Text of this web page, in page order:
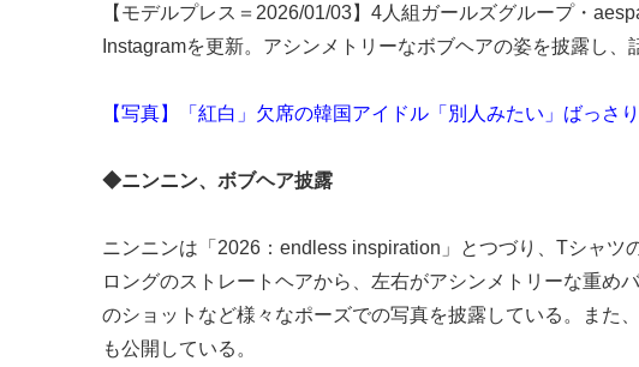
【モデルプレス＝2026/01/03】4人組ガールズグループ・
Instagramを更新。アシンメトリーなボブヘアの姿を披露し、
【写真】「紅白」欠席の韓国アイドル「別人みたい」ばっさ
◆ニンニン、ボブヘア披露
ニンニンは「2026：endless inspiration」とつづり、Tシャ
ロングのストレートヘアから、左右がアシンメトリーな重め
のショットなど様々なポーズでの写真を披露している。また
も公開している。